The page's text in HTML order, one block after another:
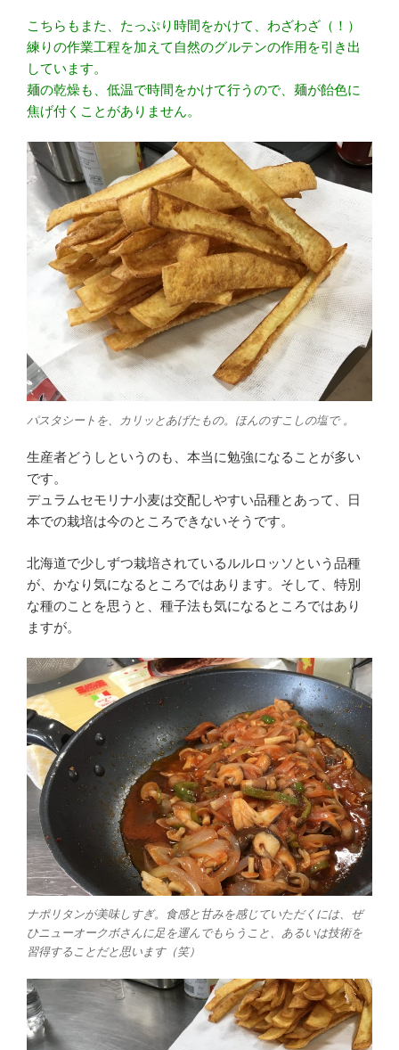
こちらもまた、たっぷり時間をかけて、わざわざ（！）
練りの作業工程を加えて自然のグルテンの作用を引き出
しています。
麺の乾燥も、低温で時間をかけて行うので、麺が飴色に
焦げ付くことがありません。
パスタシートを、カリッとあげたもの。ほんのすこしの塩で 。
生産者どうしというのも、本当に勉強になることが多い
です。
デュラムセモリナ小麦は交配しやすい品種とあって、日
本での栽培は今のところできないそうです。
北海道で少しずつ栽培されているルルロッソという品種
が、かなり気になるところではあります。そして、特別
な種のことを思うと、種子法も気になるところではあり
ますが。
ナポリタンが美味しすぎ。食感と甘みを感じていただくには、ぜ
ひニューオークボさんに足を運んでもらうこと、あるいは技術を
習得することだと思います（笑）